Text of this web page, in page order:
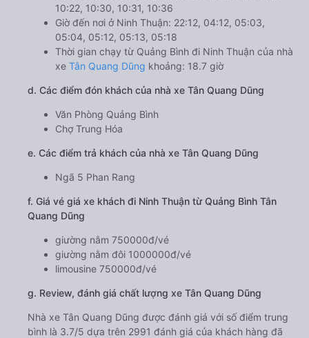
10:22, 10:30, 10:31, 10:36
Giờ đến nơi ở Ninh Thuận: 22:12, 04:12, 05:03,
05:04, 05:12, 05:13, 05:18
Thời gian chạy từ Quảng Bình đi Ninh Thuận của nhà
xe Tân Quang Dũng khoảng: 18.7 giờ
d. Các điểm đón khách của nhà xe Tân Quang Dũng
Văn Phòng Quảng Bình
Chợ Trung Hóa
e. Các điểm trả khách của nhà xe Tân Quang Dũng
Ngã 5 Phan Rang
f. Giá vé giá xe khách đi Ninh Thuận từ Quảng Bình Tân
Quang Dũng
giường nằm 750000đ/vé
giường nằm đôi 1000000đ/vé
limousine 750000đ/vé
g. Review, đánh giá chất lượng xe Tân Quang Dũng
Nhà xe Tân Quang Dũng được đánh giá với số điểm trung
bình là 3.7/5 dựa trên 2991 đánh giá của khách hàng đã